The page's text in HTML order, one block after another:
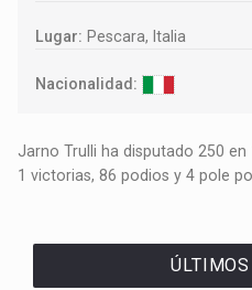
Lugar: Pescara, Italia
Nacionalidad:
Jarno Trulli ha disputado 250
1 victorias, 86 podios y 4 pole